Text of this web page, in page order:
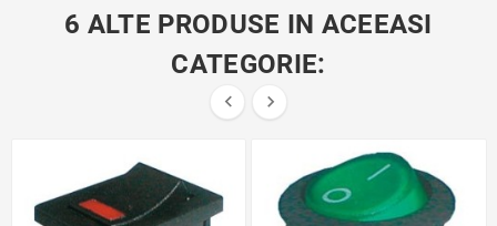
6 ALTE PRODUSE IN ACEEASI
CATEGORIE:
 